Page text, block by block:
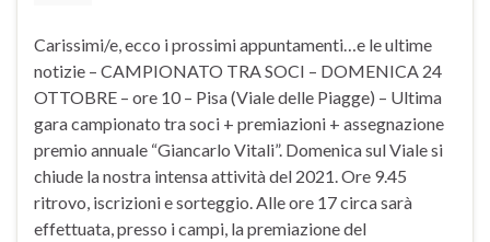
Carissimi/e, ecco i prossimi appuntamenti…e le ultime
notizie – CAMPIONATO TRA SOCI – DOMENICA 24
OTTOBRE – ore 10 – Pisa (Viale delle Piagge) – Ultima
gara campionato tra soci + premiazioni + assegnazione
premio annuale “Giancarlo Vitali”. Domenica sul Viale si
chiude la nostra intensa attività del 2021. Ore 9.45
ritrovo, iscrizioni e sorteggio. Alle ore 17 circa sarà
effettuata, presso i campi, la premiazione del